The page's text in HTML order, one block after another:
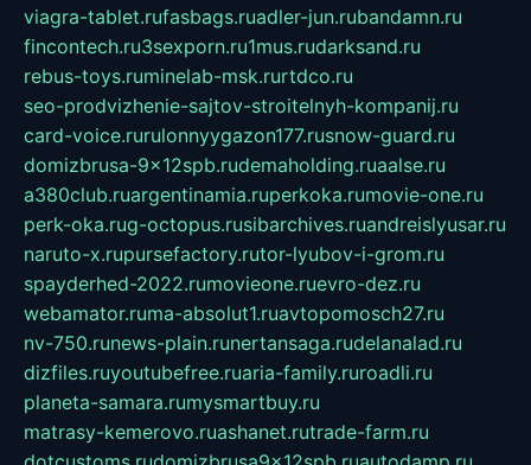
viagra-tablet.rufasbags.ruadler-jun.rubandamn.ru
fincontech.ru3sexporn.ru1mus.rudarksand.ru
rebus-toys.ruminelab-msk.rurtdco.ru
seo-prodvizhenie-sajtov-stroitelnyh-kompanij.ru
card-voice.rurulonnyygazon177.rusnow-guard.ru
domizbrusa-9x12spb.rudemaholding.ruaalse.ru
a380club.ruargentinamia.ruperkoka.rumovie-one.ru
perk-oka.rug-octopus.rusibarchives.ruandreislyusar.ru
naruto-x.rupursefactory.rutor-lyubov-i-grom.ru
spayderhed-2022.rumovieone.ruevro-dez.ru
webamator.ruma-absolut1.ruavtopomosch27.ru
nv-750.runews-plain.runertansaga.rudelanalad.ru
dizfiles.ruyoutubefree.ruaria-family.ruroadli.ru
planeta-samara.rumysmartbuy.ru
matrasy-kemerovo.ruashanet.rutrade-farm.ru